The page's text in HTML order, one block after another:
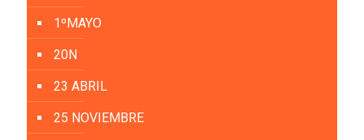
1ºMAYO
20N
23 ABRIL
25 NOVIEMBRE